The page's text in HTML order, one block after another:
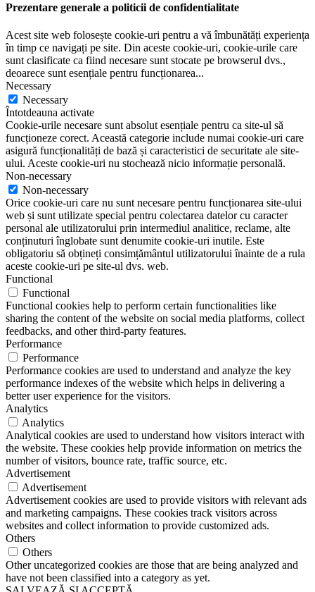
Prezentare generale a politicii de confidentialitate
Acest site web folosește cookie-uri pentru a vă îmbunătăți experiența
în timp ce navigați pe site. Din aceste cookie-uri, cookie-urile care
sunt clasificate ca fiind necesare sunt stocate pe browserul dvs.,
deoarece sunt esențiale pentru funcționarea...
Necessary
Necessary
Întotdeauna activate
Cookie-urile necesare sunt absolut esențiale pentru ca site-ul să
funcționeze corect. Această categorie include numai cookie-uri care
asigură funcționalități de bază și caracteristici de securitate ale site-
ului. Aceste cookie-uri nu stochează nicio informație personală.
Non-necessary
Non-necessary
Orice cookie-uri care nu sunt necesare pentru funcționarea site-ului
web și sunt utilizate special pentru colectarea datelor cu caracter
personal ale utilizatorului prin intermediul analitice, reclame, alte
conținuturi înglobate sunt denumite cookie-uri inutile. Este
obligatoriu să obțineți consimțământul utilizatorului înainte de a rula
aceste cookie-uri pe site-ul dvs. web.
Functional
Functional
Functional cookies help to perform certain functionalities like
sharing the content of the website on social media platforms, collect
feedbacks, and other third-party features.
Performance
Performance
Performance cookies are used to understand and analyze the key
performance indexes of the website which helps in delivering a
better user experience for the visitors.
Analytics
Analytics
Analytical cookies are used to understand how visitors interact with
the website. These cookies help provide information on metrics the
number of visitors, bounce rate, traffic source, etc.
Advertisement
Advertisement
Advertisement cookies are used to provide visitors with relevant ads
and marketing campaigns. These cookies track visitors across
websites and collect information to provide customized ads.
Others
Others
Other uncategorized cookies are those that are being analyzed and
have not been classified into a category as yet.